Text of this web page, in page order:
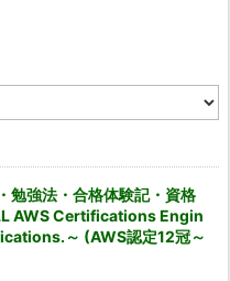
勉強法・合格体験記・資格
AWS Certifications Engin
～ (AWS認定12冠～